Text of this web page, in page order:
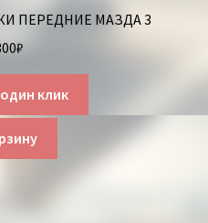
ПЕРЕДНИЕ МАЗДА 3
₽
клик